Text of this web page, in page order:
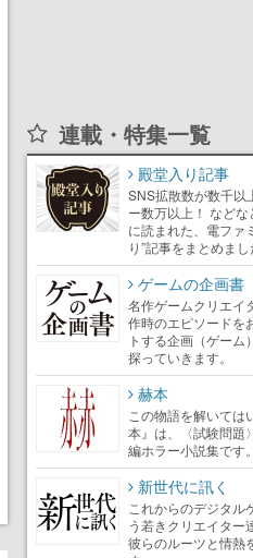
連載・特集一覧
殿堂入り記事
SNS拡散数が数千以
ー数万以上！ などな
に読まれた、電ファ
り”記事をまとめまし
ゲームの企画書
名作ゲームクリエイ
作時のエピソードを
トする企画（ゲーム
探っていきます。
赫本
この物語を解いては
本』は、〈試験問題
編ホラー小説集です。
新世代に訊く
これからのデジタル
う若きクリエイター
彼らのルーツと情熱